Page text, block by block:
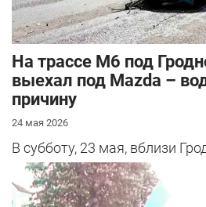
На трассе М6 под
выехал под Mazda –
причину
24 мая 2026
В субботу, 23 мая, вблизи
серьезная авария –
Peugeot. Читатель